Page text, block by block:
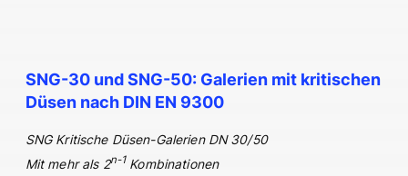
SNG-30 und SNG-50: Galerien mit kritischen
Düsen nach DIN EN 9300
SNG Kritische Düsen-Galerien DN 30/50
Mit mehr als 2n-1 Kombinationen